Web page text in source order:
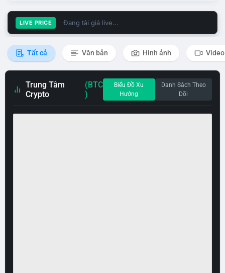
LIVE PRICE Đang tải giá live...
Tất cả Văn bản Hình ảnh Video
Trung Tâm
Crypto
(BTC
)
Biểu Đồ Xu
Hướng
Danh Sách Theo
Dõi